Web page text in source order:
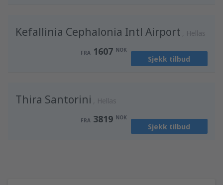
Kefallinia Cephalonia Intl Airport Hellas
FRA 1607 NOK
Sjekk tilbud
Thira Santorini Hellas
FRA 3819 NOK
Sjekk tilbud